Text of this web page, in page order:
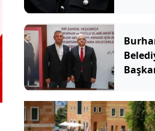
Yeni
katıldı